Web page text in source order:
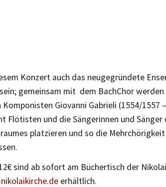
Konzert auch das neugegründete
gemeinsam mit dem BachChor werden
Komponisten Giovanni Gabrieli (1554/1557
Flötisten und die Sängerinnen und Sänger
platzieren und so die
sind ab sofort am Büchertisch der
erhältlich.